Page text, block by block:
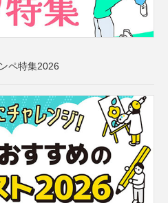
ペ特集2026